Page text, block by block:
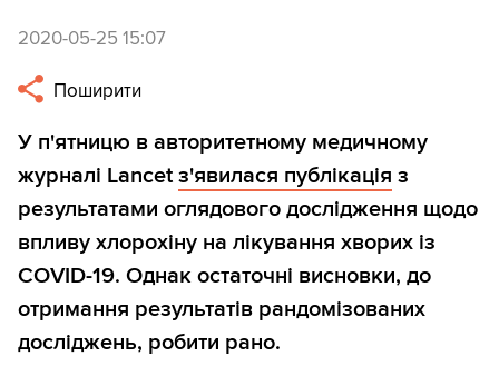
2020-05-25 15:07
Поширити
У п'ятницю в авторитетному медичному
журналі Lancet з'явилася публікація з
результатами оглядового дослідження щодо
впливу хлорохіну на лікування хворих із
COVID-19. Однак остаточні висновки, до
отримання результатів рандомізованих
досліджень, робити рано.